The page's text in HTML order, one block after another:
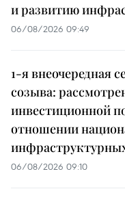
и развитию
06/08/2026 09:49
1-я внеочередная
созыва:
инвестиционной
отношении
06/08/2026 09:10